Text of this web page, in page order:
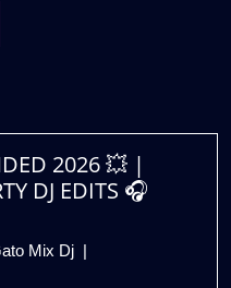
2026 💥 |
DJ EDITS 🎧
Mix Dj PACK